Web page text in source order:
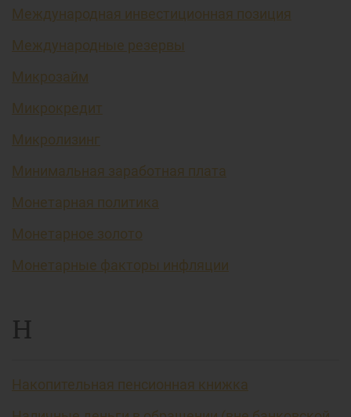
Международная инвестиционная позиция
Международные резервы
Микрозайм
Микрокредит
Микролизинг
Минимальная заработная плата
Монетарная политика
Монетарное золото
Монетарные факторы инфляции
Н
Накопительная пенсионная книжка